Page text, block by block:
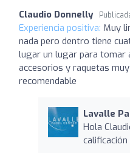
Claudio Donnelly
Experiencia positiva: Muy
nada pero dentro tiene
lugar un lugar para tomar
accesorios y raquetas
recomendable
Lavalle
Hola